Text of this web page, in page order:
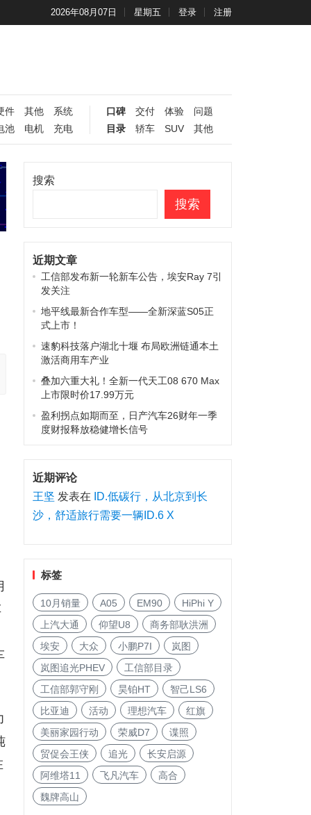
2026年08月07日 星期五 登录 注册
件 其他
系统
池
电机 充电
口碑 交付 体验
问题
目录
轿车 SUV 其他
搜索
搜索
近期文章
工信部发布新一轮新车公告，埃安Ray 7引
发关注
地平线最新合作车型——全新深蓝S05正
式上市！
速豹科技落户湖北十堰 布局欧洲链通本土
激活商用车产业
叠加六重大礼！全新一代天工08 670 Max
上市限时价17.99万元
盈利拐点如期而至，日产汽车26财年一季
度财报释放稳健增长信号
近期评论
王坚 发表在
ID.低碳行，从北京到长
沙，舒适旅行需要一辆ID.6 X
标签
10月销量 A05 EM90
HiPhi Y
上汽大通
仰望U8
商务部耿洪洲
埃安
大众 小鹏P7I
岚图
岚图追光PHEV
工信部目录
工信部郭守刚
昊铂HT
智己LS6
比亚迪
活动 理想汽车
红旗
美丽家园行动
荣威D7
谍照
贸促会王侠
追光
长安启源
阿维塔11
飞凡汽车
高合
魏牌高山